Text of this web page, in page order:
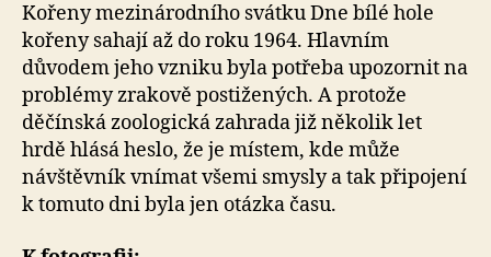
Kořeny mezinárodního svátku Dne bílé hole
kořeny sahají až do roku 1964. Hlavním
důvodem jeho vzniku byla potřeba upozornit na
problémy zrakově postižených. A protože
děčínská zoologická zahrada již několik let
hrdě hlásá heslo, že je místem, kde může
návštěvník vnímat všemi smysly a tak připojení
k tomuto dni byla jen otázka času.